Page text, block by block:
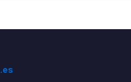
.es